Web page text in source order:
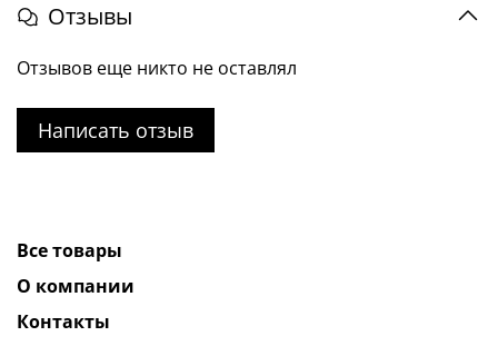
Отзывы
Отзывов еще никто не оставлял
Написать отзыв
Все товары
О компании
Контакты